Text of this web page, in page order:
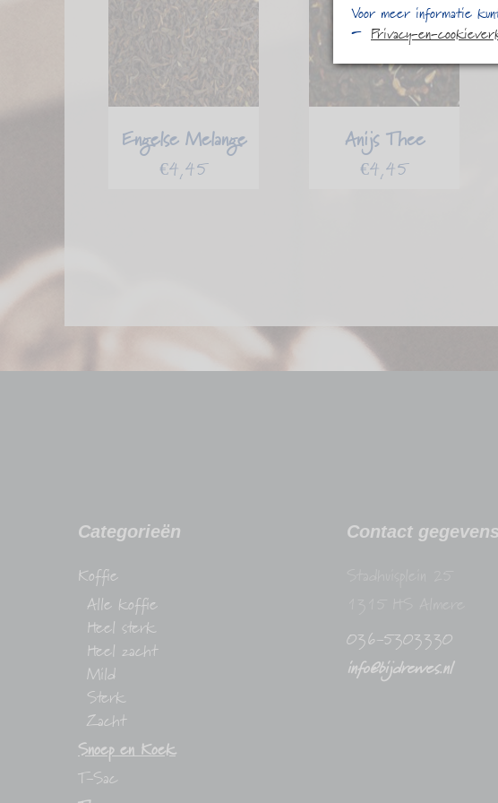
Engelse Melange
€4,45
Anijs Thee
€4,45
Categorieën
Koffie
Alle koffie
Heel sterk
Heel zacht
Mild
Sterk
Zacht
Snoep en Koek
T-Sac
Contact gegevens
036-5303330
info@bijdrewes.nl
Voor meer informatie
Privacy-en-